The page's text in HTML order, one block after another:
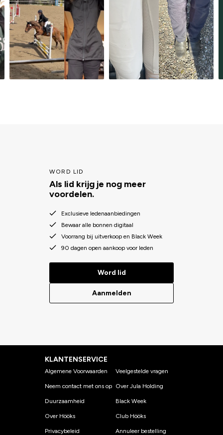
WORD LID
Als lid krijg je nog meer
voordelen.
Exclusieve ledenaanbiedingen
Bewaar alle bonnen digitaal
Voorrang bij uitverkoop en Black Week
90 dagen open aankoop voor leden
Word lid
Aanmelden
KLANTENSERVICE
Algemene Voorwaarden
Neem contact met ons op
Duurzaamheid
Over Hööks
Privacybeleid
Veelgestelde vragen
Over Jula Holding
Black Week
Club Hööks
Annuleer bestelling